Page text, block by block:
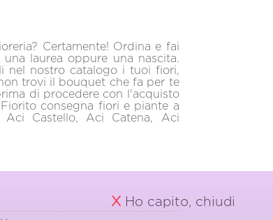
Certamente! Ordina e fai
laurea oppure una nascita.
nel nostro catalogo i tuoi fiori,
trovi il bouquet che fa per te
di procedere con l'acquisto
consegna fiori e piante a
Aci Castello, Aci Catena, Aci
X Ho capito, chiudi